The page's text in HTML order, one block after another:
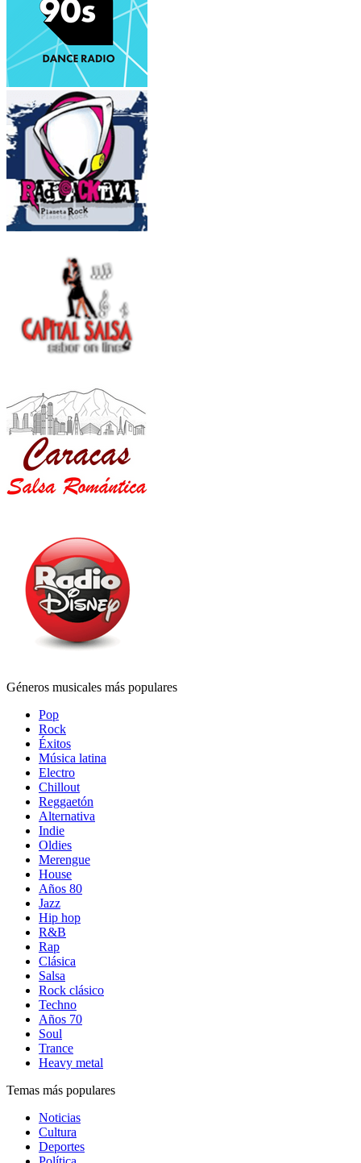
Géneros musicales más populares
Pop
Rock
Éxitos
Música latina
Electro
Chillout
Reggaetón
Alternativa
Indie
Oldies
Merengue
House
Años 80
Jazz
Hip hop
R&B
Rap
Clásica
Salsa
Rock clásico
Techno
Años 70
Soul
Trance
Heavy metal
Temas más populares
Noticias
Cultura
Deportes